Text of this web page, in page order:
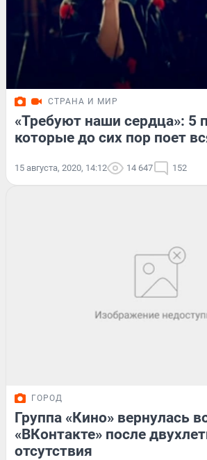
СТРАНА И МИР
«Требуют наши сердца»: 5
которые до сих пор поет
15 августа, 2020, 14:12 14 647 152
ГОРОД
Группа «Кино» вернулась
«ВКонтакте» после
отсутствия